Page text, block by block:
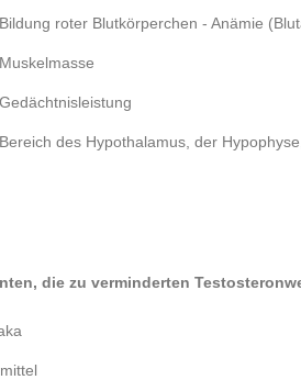
roter Blutkörperchen - Anämie
des Hypothalamus, der
die zu verminderten